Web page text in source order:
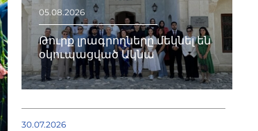
05.08.2026
Թուրք լրագրողները մեկնել են
օկուպացված Ակնա
30.07.2026